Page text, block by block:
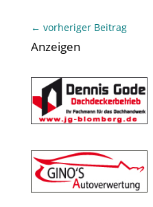
← vorheriger Beitrag
Anzeigen